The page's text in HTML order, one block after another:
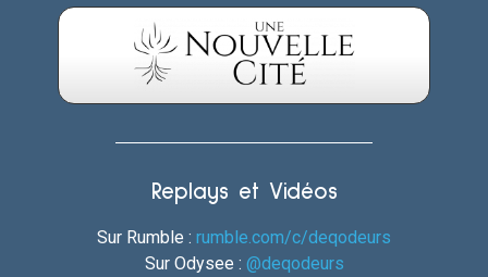
Replays et Vidéos
Sur Rumble : rumble.com/c/deqodeurs
Sur Odysee : @deqodeurs